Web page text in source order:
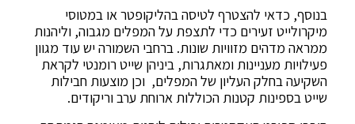
בנוסף, כדאי להצטרף לטיסה בהליקופטר או במטוסי
מיקרולייט זעירים כדי לתצפת על המפלים מגבוה, וליהנות
ממראה מדהים מזוויות שונות. ברחבי השמורה יש עוד מגוון
פעילויות מעניינות ומאתגרות, ביניהן שייט רומנטי לקראת
השקיעה בחלק העליון של המפלים, וכן מוצעות חבילות
שייט בספינות קטנות הכוללות ארוחת ערב וריקודים.